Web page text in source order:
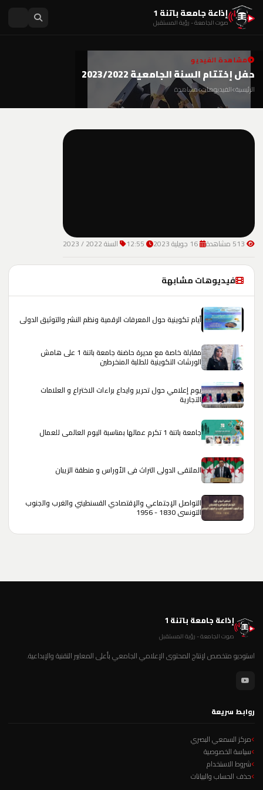
إذاعة جامعة باتنة 1
صوت الجامعة - رؤية المستقبل
مشاهدة الفيديو
حفل إختتام السنة الجامعية 2023/2022
الرئيسية الفيديوهات مشاهدة
السنة 2022 / 2023
فيديوهات مشابهة
أيام تكوينية حول المعرفات الرقمية ونظم النشر والتوثيق الدولي
مقابلة خاصة مع مديرة حاضنة جامعة باتنة 1 على هامش
الورشات التكوينية للطلبة المنخرطين
يوم إعلامي حول تحرير وايداع براءات الاختراع و العلامات
التجارية
جامعة باتنة 1 تكرم عمالها بمناسبة اليوم العالمي للعمال
الملتقى الدولي التراث في الأوراس و منطقة الزيبان
التواصل الإجتماعي والإقتصادي القسنطيني والغرب والجنوب
التونسي 1830 - 1956
إذاعة جامعة باتنة 1
صوت الجامعة - رؤية المستقبل
استوديو متخصص لإنتاج المحتوى الإعلامي الجامعي بأعلى المعايير التقنية والإبداعية.
روابط سريعة
مركز السمعي البصري
سياسة الخصوصية
شروط الاستخدام
حذف الحساب والبيانات